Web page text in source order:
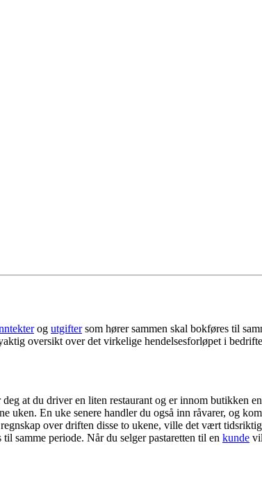
og utgiftersom hører sammen skal bokføres til
oversikt over det virkelige hendelsesforløpet i
at du driver en liten restaurant og er innom butikken
uken. En uke senere handler du også inn råvarer, og
over driften disse to ukene, ville det vært
samme periode. Når du selger pastaretten til en kunde